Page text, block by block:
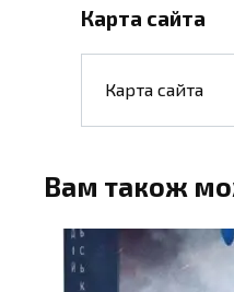
Карта сайта
Карта сайта
Вам також